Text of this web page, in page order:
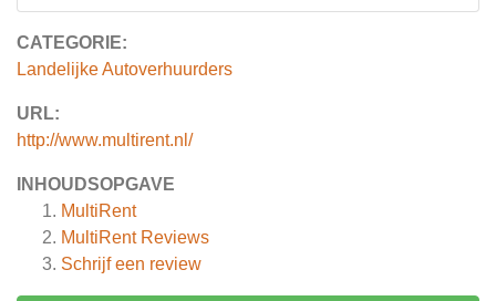
CATEGORIE:
Landelijke Autoverhuurders
URL:
http://www.multirent.nl/
INHOUDSOPGAVE
MultiRent
MultiRentReviews
Schrijf een review